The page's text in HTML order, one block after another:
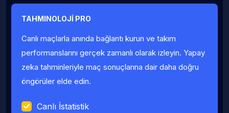
Fauller Ortalama
TAHMINOLOJİ PRO
Canlı maçlarla anında bağlantı kurun ve takım
performanslarını gerçek zamanlı olarak izleyin. Yapay
zeka tahminleriyle maç sonuçlarına dair daha doğru
öngörüler elde edin.
Canlı İstatistik